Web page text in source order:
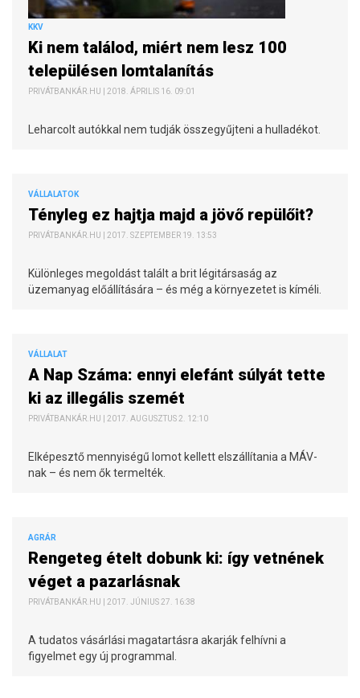
KKV
Ki nem találod, miért nem lesz 100
településen lomtalanítás
PRIVÁTBANKÁR.HU | 2018. ÁPRILIS 16. 09:01
Leharcolt autókkal nem tudják összegyűjteni a hulladékot.
VÁLLALATOK
Tényleg ez hajtja majd a jövő repülőit?
PRIVÁTBANKÁR.HU | 2017. SZEPTEMBER 19. 13:53
Különleges megoldást talált a brit légitársaság az
üzemanyag előállítására – és még a környezetet is kíméli.
VÁLLALAT
A Nap Száma: ennyi elefánt súlyát tette
ki az illegális szemét
PRIVÁTBANKÁR.HU | 2017. AUGUSZTUS 2. 12:10
Elképesztő mennyiségű lomot kellett elszállítania a MÁV-
nak – és nem ők termelték.
AGRÁR
Rengeteg ételt dobunk ki: így vetnének
véget a pazarlásnak
PRIVÁTBANKÁR.HU | 2017. JÚNIUS 27. 16:38
A tudatos vásárlási magatartásra akarják felhívni a
figyelmet egy új programmal.